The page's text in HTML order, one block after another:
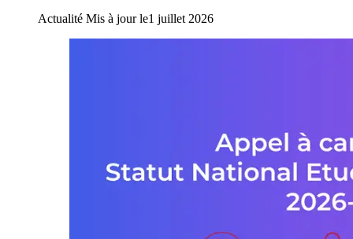
Actualité Mis à jour le1 juillet 2026